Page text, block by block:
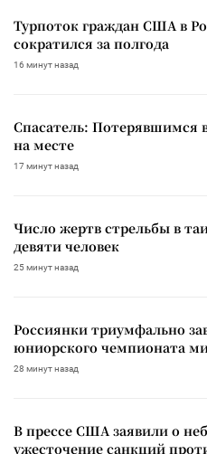
Турпоток граждан США в
сократился за полгода
16 минут назад
Спасатель: Потерявшимся в
на месте
17 минут назад
Число жертв стрельбы в
девяти человек
25 минут назад
Россиянки триумфально
юниорского чемпионата
28 минут назад
В прессе США заявили о
ужесточение санкций